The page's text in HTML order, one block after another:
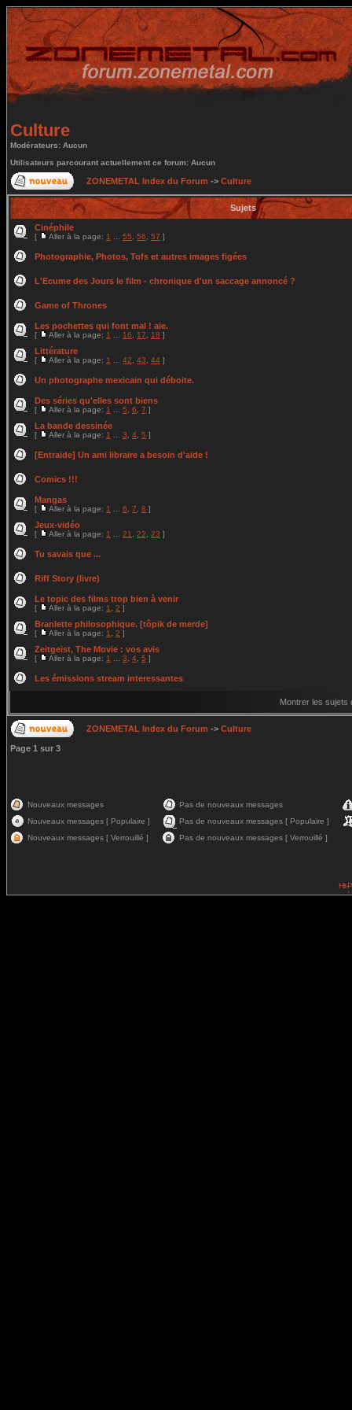
Culture
Modérateurs: Aucun
Utilisateurs parcourant actuellement ce forum: Aucun
ZONEMETAL Index du Forum -> Culture
Sujets
Cinéphile
[ Aller à la page: 1 55 56 57 ]
Photographie, Photos, Tofs et autres images figées
L'Ecume des Jours le film - chronique d'un saccage annoncé ?
Game of Thrones
Les pochettes qui font mal ! aïe.
[ Aller à la page: 1 16 17 18 ]
Littérature
[ Aller à la page: 1 42 43 44 ]
Un photographe mexicain qui déboite.
Des séries qu'elles sont biens
[ Aller à la page: 1 5 6 7 ]
La bande dessinée
[ Aller à la page: 1 3 4 5 ]
[Entraide] Un ami libraire a besoin d'aide !
Comics !!!
Mangas
[ Aller à la page: 1 6 7 8 ]
Jeux-vidéo
[ Aller à la page: 1 21 22 23 ]
Tu savais que ...
Riff Story (livre)
Le topic des films trop bien à venir
[ Aller à la page: 1 2 ]
Branlette philosophique. [tôpik de merde]
[ Aller à la page: 1 2 ]
Zeitgeist, The Movie : vos avis
[ Aller à la page: 1 3 4 5 ]
Les émissions stream interessantes
Montrer les sujets
ZONEMETAL Index du Forum -> Culture
Page 1 sur 3
Nouveaux messages
Pas de nouveaux messages
Nouveaux messages [ Populaire ]
Pas de nouveaux messages [ Populaire ]
Nouveaux messages [ Verrouillé ]
Pas de nouveaux messages [ Verrouillé ]